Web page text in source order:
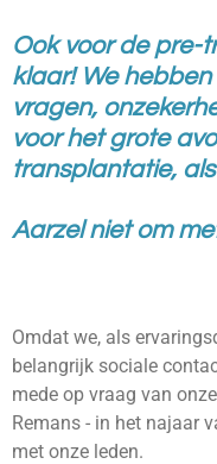
Ook voor de pre-
klaar! We
vragen,
voor het grote
transplantatie, als
Aarzel niet om
Omdat we, als
belangrijk sociale
mede op vraag van
Remans - in het najaar
met onze leden.